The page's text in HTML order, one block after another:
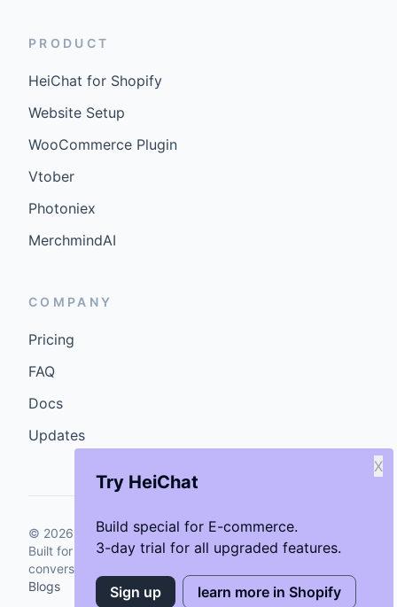
Try HeiChat
Build special for E-commerce.
3-day trial for all upgraded features.
X
Sign up learn more in Shopify
PRODUCT
HeiChat for Shopify
Website Setup
WooCommerce Plugin
Vtober
Photoniex
MerchmindAI
COMPANY
Pricing
FAQ
Docs
Updates
© 2026 GenCybers Inc. All rights reserved.
Built for storefronts that want faster answers and cleaner
conversions.
Blogs